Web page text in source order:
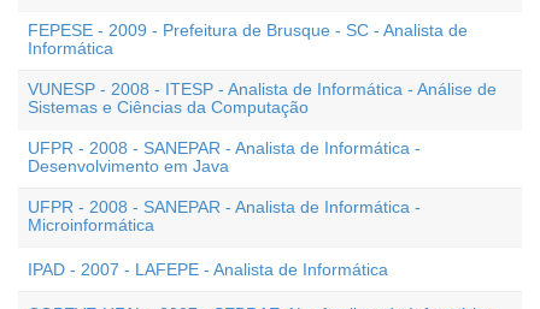
FEPESE - 2009 - Prefeitura de Brusque - SC - Analista de
Informática
VUNESP - 2008 - ITESP - Analista de Informática - Análise de
Sistemas e Ciências da Computação
UFPR - 2008 - SANEPAR - Analista de Informática -
Desenvolvimento em Java
UFPR - 2008 - SANEPAR - Analista de Informática -
Microinformática
IPAD - 2007 - LAFEPE - Analista de Informática